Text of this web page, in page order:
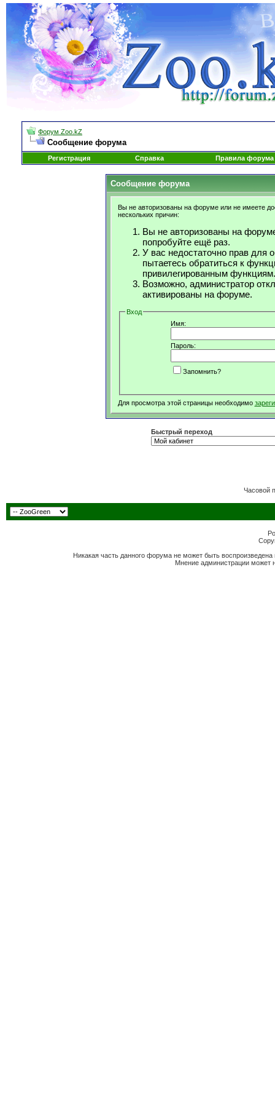
Форум Zoo.kZ
Сообщение форума
Регистрация Справка Правила форума
Сообщение форума
Вы не авторизованы на форуме или не имеете
нескольких причин:
Вы не авторизованы на
попробуйте ещё раз.
У вас недостаточно прав для
пытаетесь обратиться к
привилегированным функциям.
Возможно, администратор
активированы на форуме.
Вход
Имя:
Пароль:
Запомнить?
Для просмотра этой страницы необходимо
Быстрый переход
Часовой
Никакая часть данного форума не может быть
Мнение администрации может